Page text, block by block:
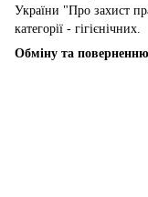
України "Про захист
категорії - гігієнічних.
Обміну та